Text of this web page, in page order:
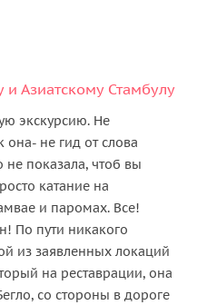
Азиатскому Стамбулу
экскурсию. Не
она- не гид от слова
не показала, чтоб вы
катание на
и паромах. Все!
По пути никакого
из заявленных локаций
на реставрации, она
со стороны в дороге